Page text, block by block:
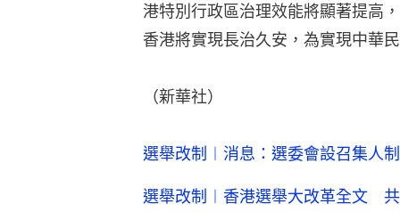
港特別行政區治理效能將顯著提高
香港將實現長治久安，為實現中華
（新華社）
選舉改制︱消息：選委會設召集人
選舉改制︱香港選舉大改革全文